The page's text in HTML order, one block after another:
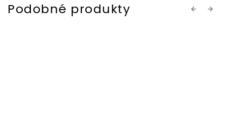
Previous
Next